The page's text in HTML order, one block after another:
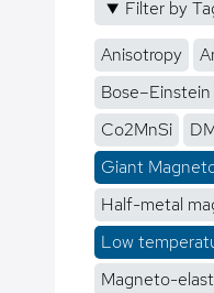
Filter by
Anisotropy
Co2MnSi
Giant
Half-metal
Low
Magneto-